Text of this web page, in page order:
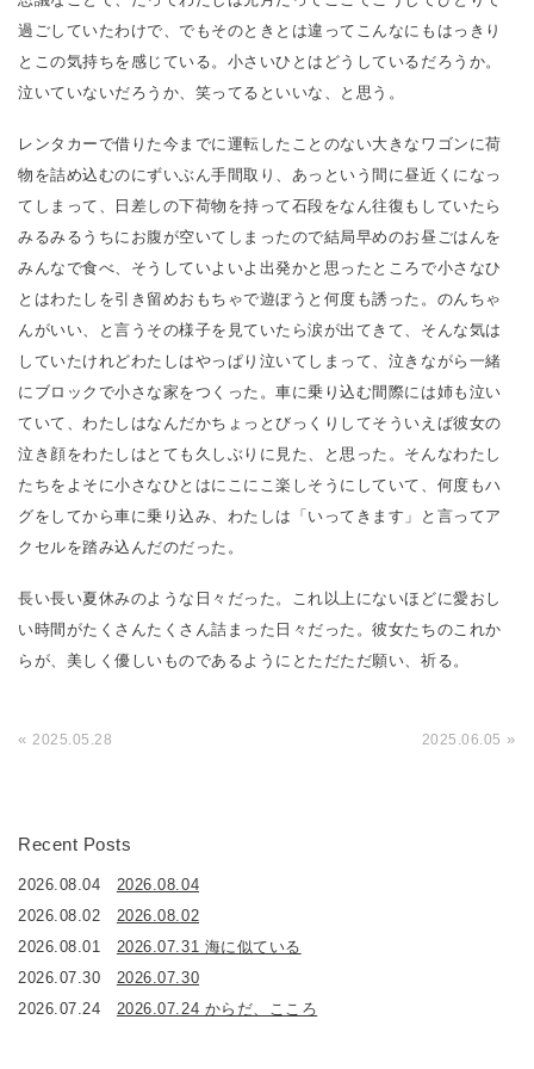
過ごしていたわけで、でもそのときとは違ってこんなにもはっきり
とこの気持ちを感じている。小さいひとはどうしているだろうか。
泣いていないだろうか、笑ってるといいな、と思う。
レンタカーで借りた今までに運転したことのない大きなワゴンに荷
物を詰め込むのにずいぶん手間取り、あっという間に昼近くになっ
てしまって、日差しの下荷物を持って石段をなん往復もしていたら
みるみるうちにお腹が空いてしまったので結局早めのお昼ごはんを
みんなで食べ、そうしていよいよ出発かと思ったところで小さなひ
とはわたしを引き留めおもちゃで遊ぼうと何度も誘った。のんちゃ
んがいい、と言うその様子を見ていたら涙が出てきて、そんな気は
していたけれどわたしはやっぱり泣いてしまって、泣きながら一緒
にブロックで小さな家をつくった。車に乗り込む間際には姉も泣い
ていて、わたしはなんだかちょっとびっくりしてそういえば彼女の
泣き顔をわたしはとても久しぶりに見た、と思った。そんなわたし
たちをよそに小さなひとはにこにこ楽しそうにしていて、何度もハ
グをしてから車に乗り込み、わたしは「いってきます」と言ってア
クセルを踏み込んだのだった。
長い長い夏休みのような日々だった。これ以上にないほどに愛おし
い時間がたくさんたくさん詰まった日々だった。彼女たちのこれか
らが、美しく優しいものであるようにとただただ願い、祈る。
« 2025.05.28 2025.06.05 »
Recent Posts
2026.08.04
2026.08.04
2026.08.02
2026.08.02
2026.08.01
2026.07.31 海に似ている
2026.07.30
2026.07.30
2026.07.24
2026.07.24 からだ、こころ